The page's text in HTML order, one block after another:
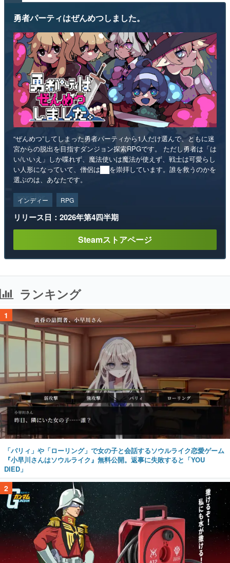
勇者パーティはぜんめつしました。
“ぜんめつ”してしまった勇者パーティから1人だけ選んで、ともに迷
宮からの脱出を目指すダンジョン探索RPGです。 ただし勇者は「は
い/いいえ」しか喋れず、魔法使いは魔法が使えず、戦士は可愛らし
い人形になっていて、僧侶は██を崇拝しています。誰を救うのかを
選ぶのは、あなたです。
インディー RPG
リリース日：2026年第4四半期
Steamストアページ
ランキング
1
「パリィ」や「ローリング」で女の子と会話するソウルライク恋愛ゲーム
『小早川さんはソウルライク』無料公開。返事に失敗すると「YOU
DIED」
2